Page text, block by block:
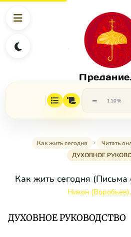
− 110%
Как жить сегодня Читать
ДУХОВНОЕ
Как жить сегодня
Никон
ДУХОВНОЕ РУКОВОДСТВО